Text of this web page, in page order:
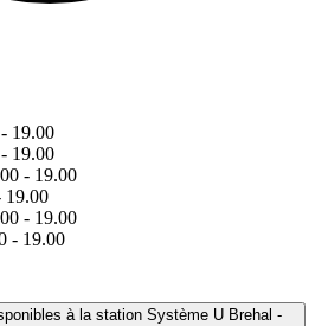
19.00
19.00
- 19.00
19.00
- 19.00
- 19.00
à la station Système U Brehal -